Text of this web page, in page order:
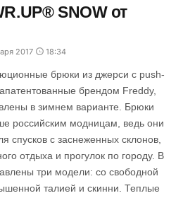
SNOW от
2017 18:34
брюки из джерси с push-
брендом Freddy,
в зимнем варианте. Брюки
российским модницам, ведь они
спусков с заснеженных склонов,
отдыха и прогулок по городу. В
три модели: со свободной
талией и скинни. Теплые